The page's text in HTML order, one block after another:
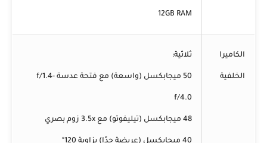
12GB RAM
الكاميرا
الخلفية
ثلاثية:
50 ميجابكسل (واسعة) مع فتحة عدسة f/1.4-
f/4.0
48 ميجابكسل (تيليفوتو) مع 3.5x زوم بصري
40 ميجابكسل (عريضة جدًا) بزاوية 120°